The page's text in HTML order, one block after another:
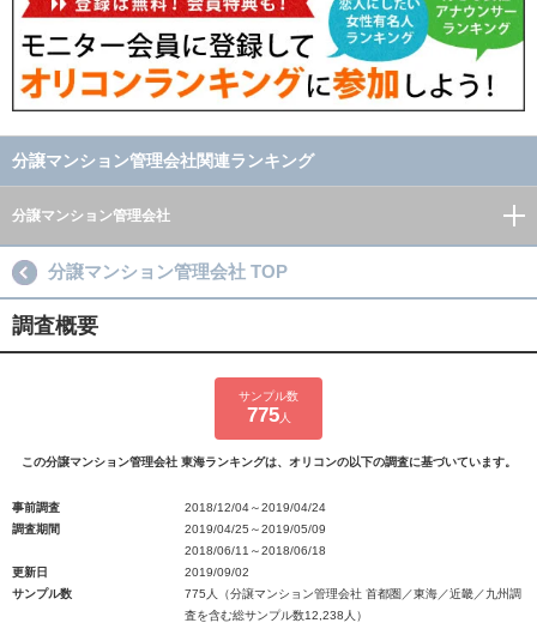
分譲マンション管理会社関連ランキング
分譲マンション管理会社
分譲マンション管理会社 TOP
調査概要
サンプル数
775人
この分譲マンション管理会社 東海ランキングは、オリコンの以下の調査に基づいています。
事前調査
2018/12/04～2019/04/24
調査期間
2019/04/25～2019/05/09
2018/06/11～2018/06/18
更新日
2019/09/02
サンプル数
775人（分譲マンション管理会社 首都圏／東海／近畿／九州調
査を含む総サンプル数12,238人）